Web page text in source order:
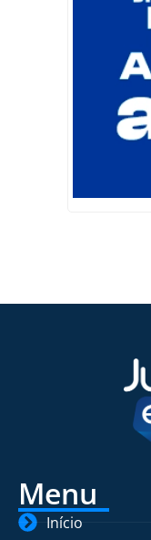
Menu
Início